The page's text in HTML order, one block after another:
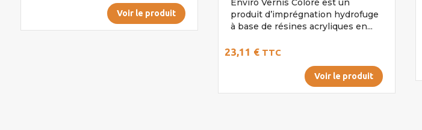
Voir le produit
Enviro Vernis Coloré est un
produit d’imprégnation hydrofuge
à base de résines acryliques en...
23,11 € TTC
Voir le produit